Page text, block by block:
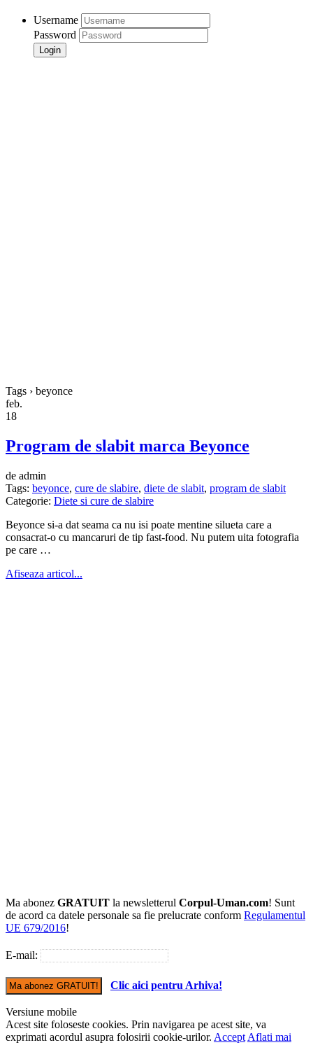
Username
Password
Tags › beyonce
feb.
18
Program de slabit marca Beyonce
de admin
Tags: beyonce, cure de slabire, diete de slabit, program de slabit
Categorie: Diete si cure de slabire
Beyonce si-a dat seama ca nu isi poate mentine silueta care a
consacrat-o cu mancaruri de tip fast-food. Nu putem uita fotografia
pe care …
Afiseaza articol...
Ma abonez GRATUIT la newsletterul Corpul-Uman.com! Sunt
de acord ca datele personale sa fie prelucrate conform Regulamentul
UE 679/2016!
E-mail:
Clic aici pentru Arhiva!
Versiune mobile
Acest site foloseste cookies. Prin navigarea pe acest site, va
exprimati acordul asupra folosirii cookie-urilor. Accept Aflati mai